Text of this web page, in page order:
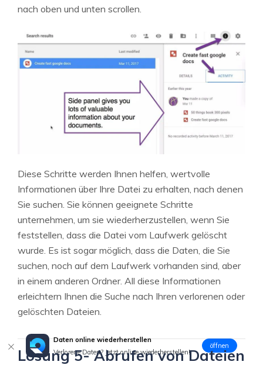
nach oben und unten scrollen.
Diese Schritte werden Ihnen helfen, wertvolle
Informationen über Ihre Datei zu erhalten, nach denen
Sie suchen. Sie können geeignete Schritte
unternehmen, um sie wiederherzustellen, wenn Sie
feststellen, dass die Datei vom Laufwerk gelöscht
wurde. Es ist sogar möglich, dass die Daten, die Sie
suchen, noch auf dem Laufwerk vorhanden sind, aber
in einem anderen Ordner. All diese Informationen
erleichtern Ihnen die Suche nach Ihren verlorenen oder
gelöschten Dateien.
Lösung 5- Abrufen von Dateien
Daten online wiederherstellen
Verlorene Daten? Jetzt online wiederherstellen!
öffnen